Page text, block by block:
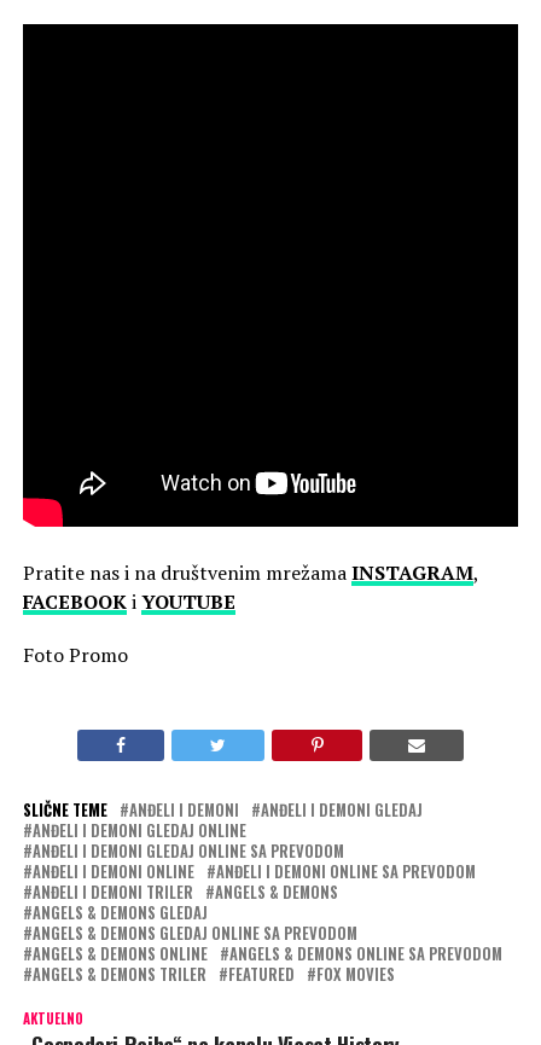
Pratite nas i na društvenim mrežamaINSTAGRAM,
FACEBOOKiYOUTUBE
Foto Promo
SLIČNE TEME ANĐELI I DEMONI
ANĐELI I DEMONI GLEDAJ
ANĐELI I DEMONI GLEDAJ ONLINE
ANĐELI I DEMONI GLEDAJ ONLINE SA PREVODOM
ANĐELI I DEMONI ONLINE
ANĐELI I DEMONI ONLINE SA PREVODOM
ANĐELI I DEMONI TRILER
ANGELS & DEMONS
ANGELS & DEMONS GLEDAJ
ANGELS & DEMONS GLEDAJ ONLINE SA PREVODOM
ANGELS & DEMONS ONLINE
ANGELS & DEMONS ONLINE SA PREVODOM
ANGELS & DEMONS TRILER
FEATURED FOX MOVIES
AKTUELNO